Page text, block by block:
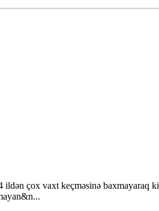
çox vaxt keçməsinə baxmayaraq